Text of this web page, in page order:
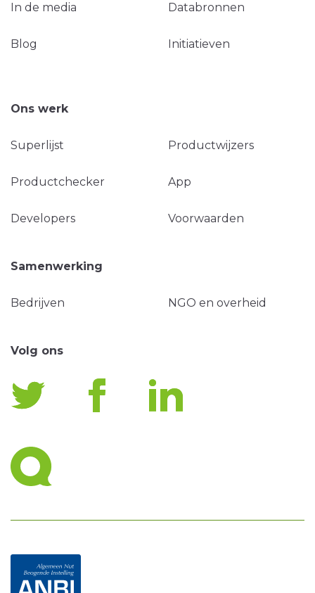
In de media Databronnen
Blog Initiatieven
Ons werk
Superlijst Productwijzers
Productchecker App
Developers Voorwaarden
Samenwerking
Bedrijven NGO en overheid
Volg ons